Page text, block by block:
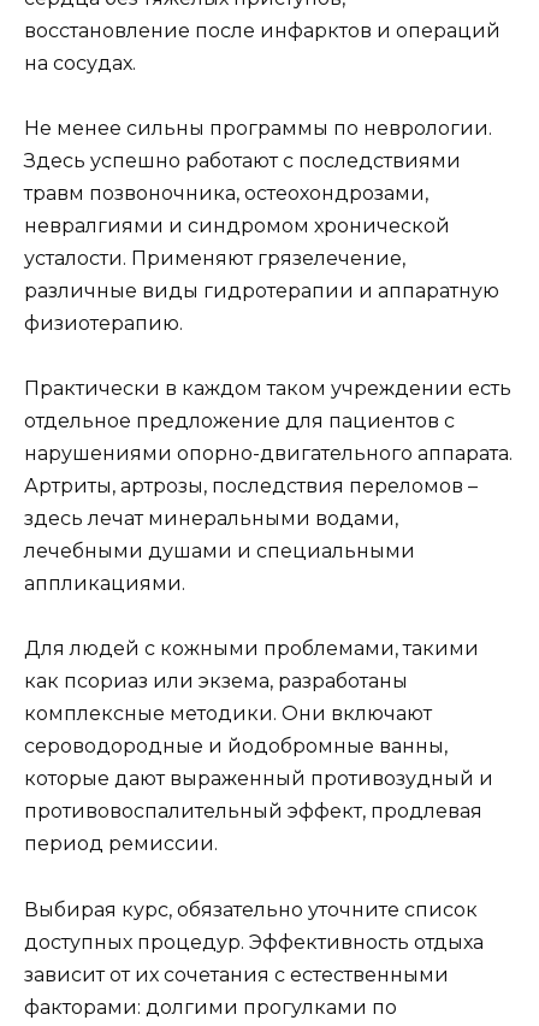
восстановление после инфарктов и операций
на сосудах.
Не менее сильны программы по неврологии.
Здесь успешно работают с последствиями
травм позвоночника, остеохондрозами,
невралгиями и синдромом хронической
усталости. Применяют грязелечение,
различные виды гидротерапии и аппаратную
физиотерапию.
Практически в каждом таком учреждении есть
отдельное предложение для пациентов с
нарушениями опорно-двигательного аппарата.
Артриты, артрозы, последствия переломов –
здесь лечат минеральными водами,
лечебными душами и специальными
аппликациями.
Для людей с кожными проблемами, такими
как псориаз или экзема, разработаны
комплексные методики. Они включают
сероводородные и йодобромные ванны,
которые дают выраженный противозудный и
противовоспалительный эффект, продлевая
период ремиссии.
Выбирая курс, обязательно уточните список
доступных процедур. Эффективность отдыха
зависит от их сочетания с естественными
факторами: долгими прогулками по